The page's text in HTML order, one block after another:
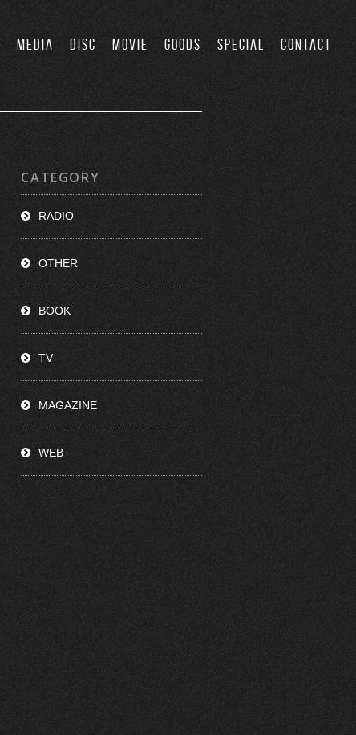
MEDIA DISC MOVIE GOODS SPECIAL CONTACT
CATEGORY
RADIO
OTHER
BOOK
TV
MAGAZINE
WEB